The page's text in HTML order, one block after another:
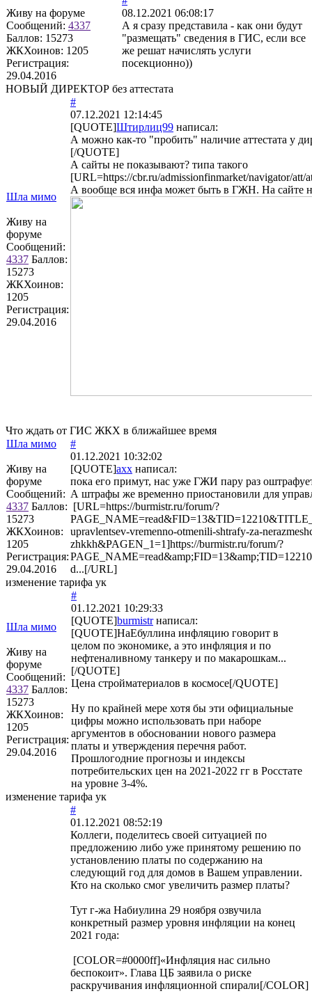
Живу на форуме
Сообщений: 4337
Баллов: 15273
ЖКХоинов: 1205
Регистрация:
29.04.2016
08.12.2021 06:08:17
А я сразу представила - как они будут
"размещать" сведения в ГИС, если все
же решат начислять услуги
посекционно))
НОВЫЙ ДИРЕКТОР без аттестата
Шла мимо
Живу на
форуме
Сообщений:
4337 Баллов:
15273
ЖКХоинов:
1205
Регистрация:
29.04.2016
#
07.12.2021 12:14:45
[QUOTE]Штирлиц99 написал:
А можно как-то "пробить" наличие аттестата у
[/QUOTE]
А сайты не показывают? типа такого
[URL=https://cbr.ru/admissionfinmarket/navigator/
А вообще вся инфа может быть в ГЖН. На сайте
Что ждать от ГИС ЖКХ в ближайшее время
Шла мимо
Живу на
форуме
Сообщений:
4337 Баллов:
15273
ЖКХоинов:
1205
Регистрация:
29.04.2016
#
01.12.2021 10:32:02
[QUOTE]axx написал:
пока его примут, нас уже ГЖИ пару раз
А штрафы же временно приостановили для
[URL=https://burmistr.ru/forum/?
upravlentsev-vremenno-otmenili-shtrafy-za-
zhkkh&PAGEN_1=1]https://burmistr.ru/forum/?
d...[/URL]
изменение тарифа ук
Шла мимо
Живу на
форуме
Сообщений:
4337 Баллов:
15273
ЖКХоинов:
1205
Регистрация:
29.04.2016
#
01.12.2021 10:29:33
[QUOTE]burmistrнаписал:
[QUOTE]НаЕбуллина инфляцию говорит в
целом по экономике, а это инфляция и по
нефтеналивному танкеру и по макарошкам...
[/QUOTE]
Цена стройматериалов в космосе[/QUOTE]
Ну по крайней мере хотя бы эти официальные
цифры можно использовать при наборе
аргументов в обосновании нового размера
платы и утверждения перечня работ.
Прошлогодние прогнозы и индексы
потребительских цен на 2021-2022 гг в Росстате
на уровне 3-4%.
изменение тарифа ук
#
01.12.2021 08:52:19
Коллеги, поделитесь своей ситуацией по
предложению либо уже принятому решению по
установлению платы по содержанию на
следующий год для домов в Вашем управлении.
Кто на сколько смог увеличить размер платы?
Тут г-жа Набиулина 29 ноября озвучила
конкретный размер уровня инфляции на конец
2021 года:
[COLOR=#0000ff]«Инфляция нас сильно
беспокоит». Глава ЦБ заявила о риске
раскручивания инфляционной спирали[/COLOR]